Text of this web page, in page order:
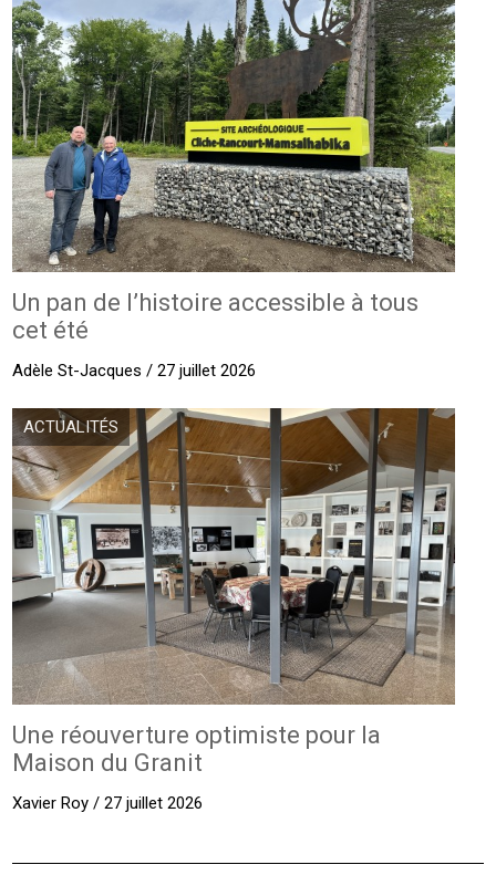
Un pan de l’histoire accessible à tous
cet été
Adèle St-Jacques / 27 juillet 2026
ACTUALITÉS
Une réouverture optimiste pour la
Maison du Granit
Xavier Roy / 27 juillet 2026